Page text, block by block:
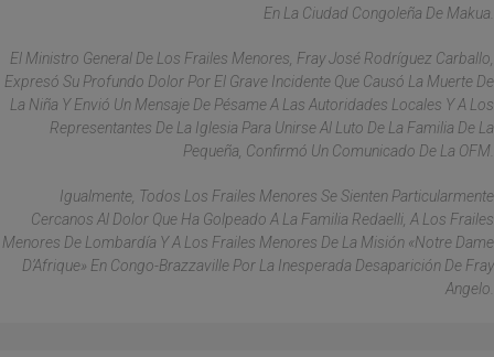
En La Ciudad Congoleña De Makua.
El Ministro General De Los Frailes Menores, Fray José Rodríguez Carballo,
Expresó Su Profundo Dolor Por El Grave Incidente Que Causó La Muerte De
La Niña Y Envió Un Mensaje De Pésame A Las Autoridades Locales Y A Los
Representantes De La Iglesia Para Unirse Al Luto De La Familia De La
Pequeña, Confirmó Un Comunicado De La OFM.
Igualmente, Todos Los Frailes Menores Se Sienten Particularmente
Cercanos Al Dolor Que Ha Golpeado A La Familia Redaelli, A Los Frailes
Menores De Lombardía Y A Los Frailes Menores De La Misión «Notre Dame
D’Afrique» En Congo-Brazzaville Por La Inesperada Desaparición De Fray
Angelo.